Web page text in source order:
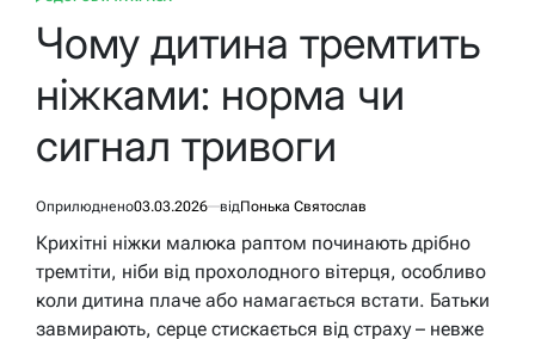
ОПУБЛІКУВАТИ
Чому дитина тремтить
ніжками: норма чи
сигнал тривоги
Оприлюднено03.03.2026 відПонька Святослав
Крихітні ніжки малюка раптом починають дрібно
тремтіти, ніби від прохолодного вітерця, особливо
коли дитина плаче або намагається встати. Батьки
завмирають, серце стискається від страху – невже